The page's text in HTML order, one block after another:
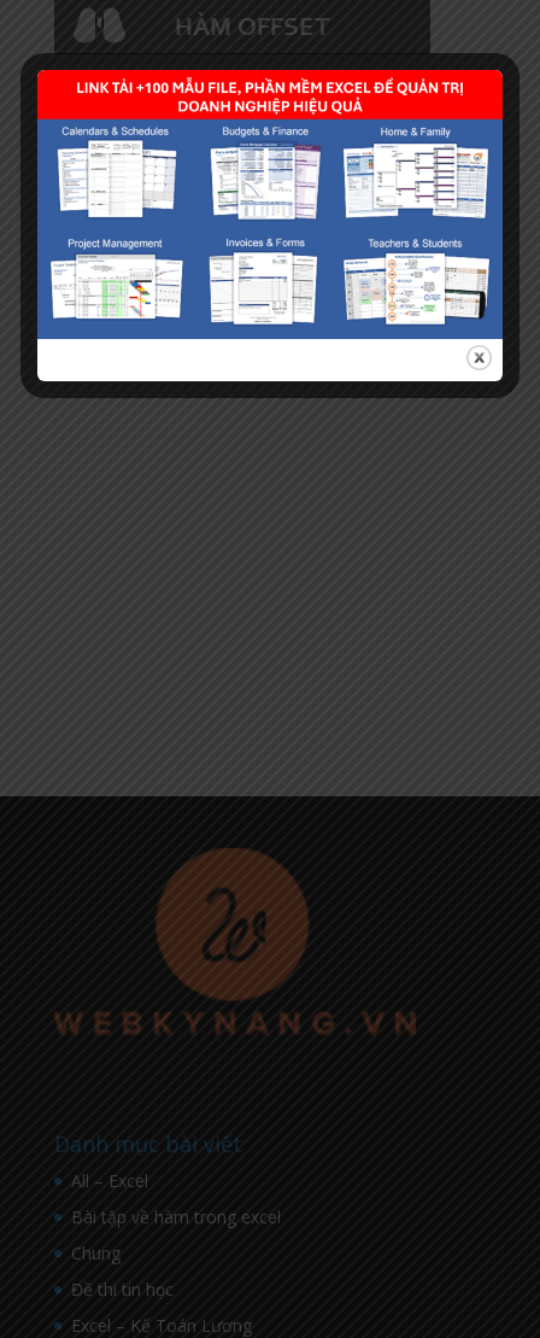
Danh mục bài viết
All – Excel
Bài tập về hàm trong excel
Chung
Đề thi tin học
Excel – Kế Toán Lương